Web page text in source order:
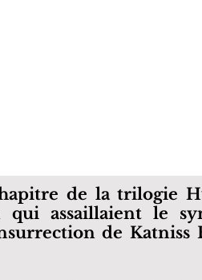
de la trilogie
qui assaillaient le
de Katniss